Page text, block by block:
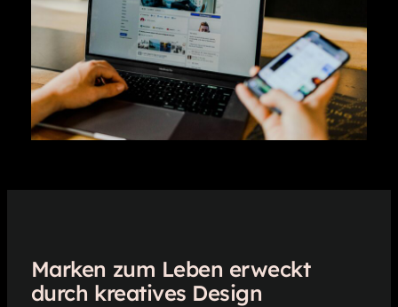
Marken zum Leben erweckt
durch kreatives Design